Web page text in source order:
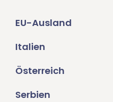
EU-Ausland
Italien
Österreich
Serbien